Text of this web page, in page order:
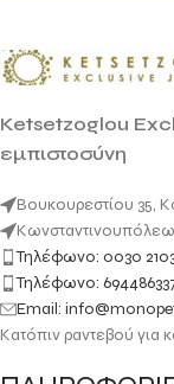
Ketsetzoglou
εμπιστοσύνη
Βουκουρεστίου 35,
Τηλέφωνο: 0030
Τηλέφωνο:
Email:
Κατόπιν ραντεβού για